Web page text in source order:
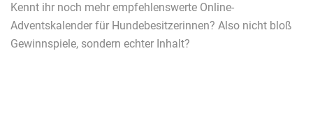
Kennt ihr noch mehr empfehlenswerte Online-
Adventskalender für Hundebesitzerinnen? Also nicht bloß
Gewinnspiele, sondern echter Inhalt?